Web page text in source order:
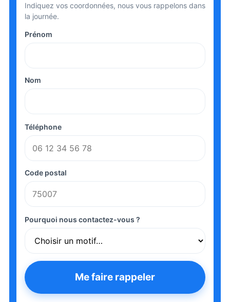
Indiquez vos coordonnées, nous vous rappelons dans
la journée.
Prénom
Nom
Téléphone
Code postal
Pourquoi nous contactez-vous ?
Me faire rappeler